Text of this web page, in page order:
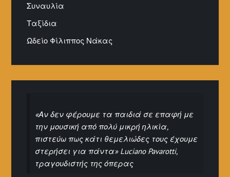
Συναυλία
Ταξίδια
Ωδείο Φίλιππος Νάκας
«Αν δεν φέρουμε τα παιδιά σε επαφή με
την μουσική από πολύ μικρή ηλικία,
πιστεύω πως κάτι θεμελιώδες τους έχουμε
στερήσει για πάντα» Luciano Pavarotti,
τραγουδιστής της όπερας